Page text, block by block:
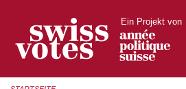
Ein Projekt von